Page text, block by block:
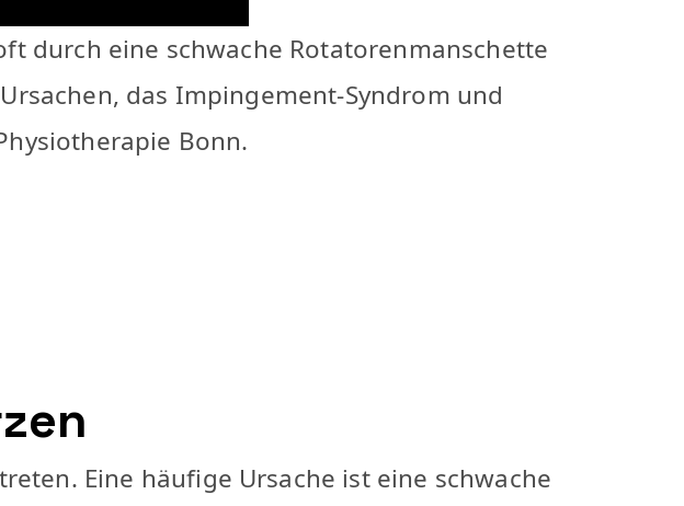
durch eine schwache Rotatorenmanschette
das Impingement-Syndrom und
Bonn.
Eine häufige Ursache ist eine schwache